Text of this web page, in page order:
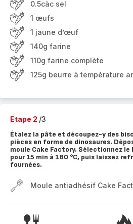
0.5càc sel
1 œufs
1 jaune d’œuf
140g farine
110g farine complète
125g beurre à température
Etape 2 /3
Étalez la pâte et découpez-y des
pièces en forme de dinosaures.
moule Cake Factory. Sélectionnez le
pour 15 min à 180 °C, puis laissez
fournées.
Moule antiadhésif Cake